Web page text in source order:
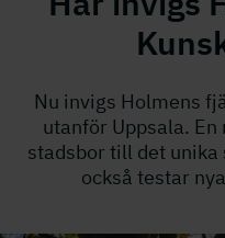
Nu invigs Holmens
utanför Uppsala.
stadsbor till det
också testar